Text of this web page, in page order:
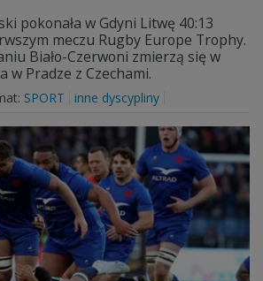
pokonała w Gdyni Litwę 40:13
meczu Rugby Europe Trophy.
Biało-Czerwoni zmierzą się w
w Pradze z Czechami.
SPORT inne dyscypliny